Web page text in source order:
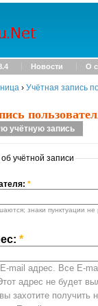
Новости О
› Учётная запись
учётную запись
учётной записи
*
знаки пунктуации
*
mail адрес. Все E-
адрес не будет
захотите получить